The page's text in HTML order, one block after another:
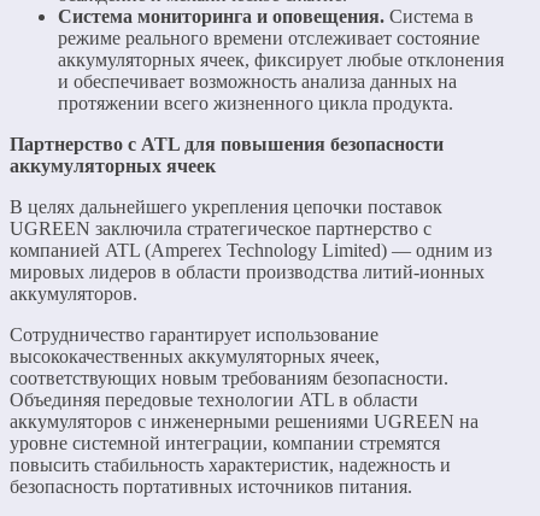
Система мониторинга и оповещения. Система в
режиме реального времени отслеживает состояние
аккумуляторных ячеек, фиксирует любые отклонения
и обеспечивает возможность анализа данных на
протяжении всего жизненного цикла продукта.
Партнерство с ATL для повышения безопасности
аккумуляторных ячеек
В целях дальнейшего укрепления цепочки поставок
UGREEN заключила стратегическое партнерство с
компанией ATL (Amperex Technology Limited) — одним из
мировых лидеров в области производства литий-ионных
аккумуляторов.
Сотрудничество гарантирует использование
высококачественных аккумуляторных ячеек,
соответствующих новым требованиям безопасности.
Объединяя передовые технологии ATL в области
аккумуляторов с инженерными решениями UGREEN на
уровне системной интеграции, компании стремятся
повысить стабильность характеристик, надежность и
безопасность портативных источников питания.